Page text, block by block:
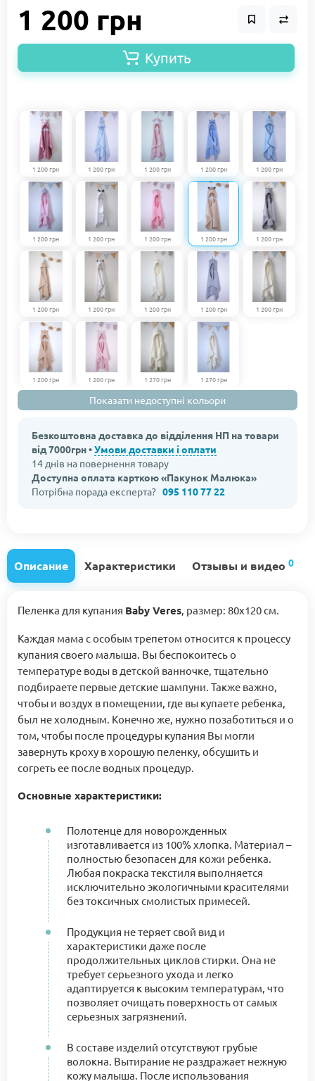
1 200 грн
Купить
1 200 грн 1 200 грн 1 200 грн 1 200 грн 1 200 грн
1 200 грн 1 200 грн 1 200 грн 1 200 грн 1 200 грн
1 200 грн 1 200 грн 1 200 грн 1 200 грн 1 200 грн
1 200 грн 1 200 грн 1 270 грн 1 270 грн
Показати недоступні кольори
Безкоштовна доставка до відділення НП на товари
від 7000грн •Умови доставки і оплати
14 днів на повернення товару
Доступна оплата карткою «Пакунок Малюка»
Потрібна порада експерта? 095 110 77 22
Описание Характеристики Отзывы и видео 0
Пеленка для купания Baby Veres , размер: 80х120 см.
Каждая мама с особым трепетом относится к процессу
купания своего малыша. Вы беспокоитесь о
температуре воды в детской ванночке, тщательно
подбираете первые детские шампуни. Также важно,
чтобы и воздух в помещении, где вы купаете ребенка,
был не холодным. Конечно же, нужно позаботиться и о
том, чтобы после процедуры купания Вы могли
завернуть кроху в хорошую пеленку, обсушить и
согреть ее после водных процедур.
Основные характеристики:
Полотенце для новорожденных
изготавливается из 100% хлопка. Материал –
полностью безопасен для кожи ребенка.
Любая покраска текстиля выполняется
исключительно экологичными красителями
без токсичных смолистых примесей.
Продукция не теряет свой вид и
характеристики даже после
продолжительных циклов стирки. Она не
требует серьезного ухода и легко
адаптируется к высоким температурам, что
позволяет очищать поверхность от самых
серьезных загрязнений.
В составе изделий отсутствуют грубые
волокна. Вытирание не раздражает нежную
кожу малыша. После использования